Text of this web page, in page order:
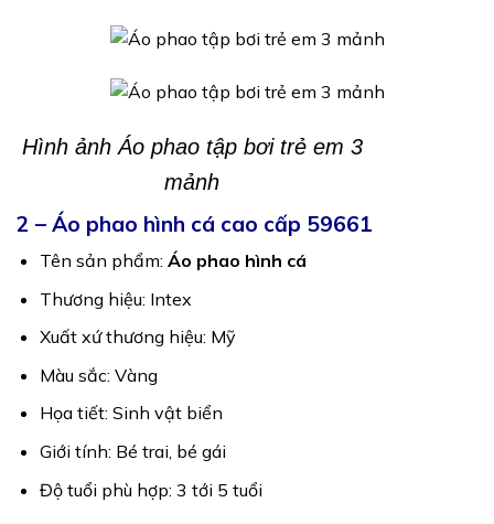
Hình ảnh Áo phao tập bơi trẻ em 3
mảnh
2 – Áo phao hình cá cao cấp 59661
Tên sản phẩm: Áo phao hình cá
Thương hiệu: Intex
Xuất xứ thương hiệu: Mỹ
Màu sắc: Vàng
Họa tiết: Sinh vật biển
Giới tính: Bé trai, bé gái
Độ tuổi phù hợp: 3 tới 5 tuổi